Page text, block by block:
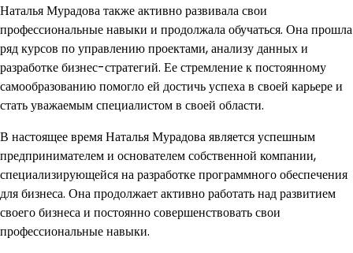
Наталья Мурадова также активно развивала свои
профессиональные навыки и продолжала обучаться. Она прошла
ряд курсов по управлению проектами, анализу данных и
разработке бизнес-стратегий. Ее стремление к постоянному
самообразованию помогло ей достичь успеха в своей карьере и
стать уважаемым специалистом в своей области.
В настоящее время Наталья Мурадова является успешным
предпринимателем и основателем собственной компании,
специализирующейся на разработке программного обеспечения
для бизнеса. Она продолжает активно работать над развитием
своего бизнеса и постоянно совершенствовать свои
профессиональные навыки.